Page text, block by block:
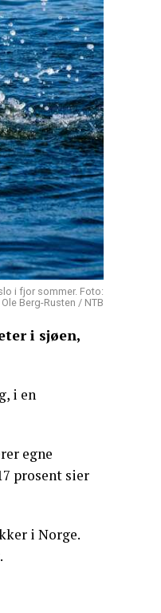
i fjor sommer. Foto:
Ole Berg-Rusten / NTB
i sjøen,
i en
egne
prosent sier
i Norge.